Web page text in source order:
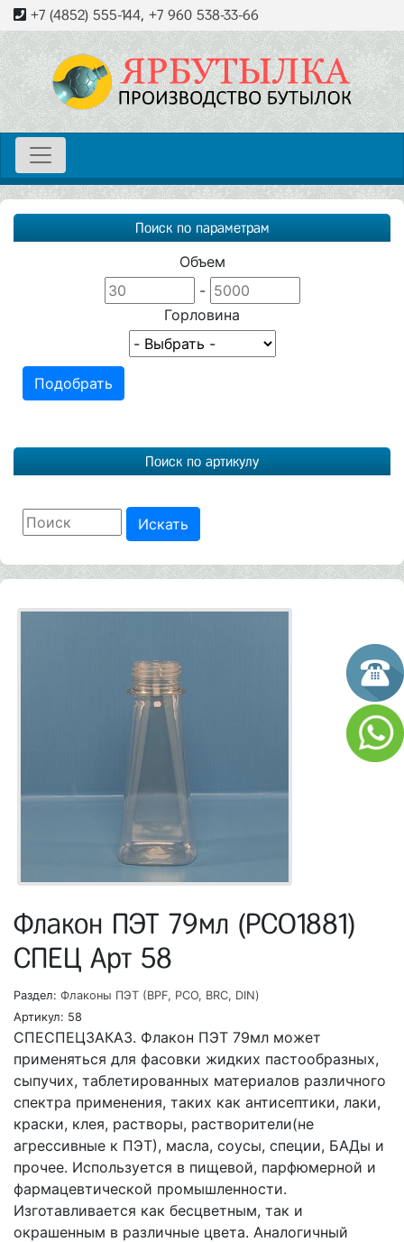
+7 (4852) 555-144, +7 960 538-33-66
Поиск по параметрам
Объем
-
Горловина
Поиск по артикулу
Искать
Флакон ПЭТ 79мл (PCO1881)
СПЕЦ Арт 58
Раздел: Флаконы ПЭТ (BPF, PCO, BRC, DIN)
Артикул: 58
СПЕСПЕЦЗАКАЗ. Флакон ПЭТ 79мл может
применяться для фасовки жидких пастообразных,
сыпучих, таблетированных материалов различного
спектра применения, таких как антисептики, лаки,
краски, клея, растворы, растворители(не
агрессивные к ПЭТ), масла, соусы, специи, БАДы и
прочее. Используется в пищевой, парфюмерной и
фармацевтической промышленности.
Изготавливается как бесцветным, так и
окрашенным в различные цвета. Аналогичный